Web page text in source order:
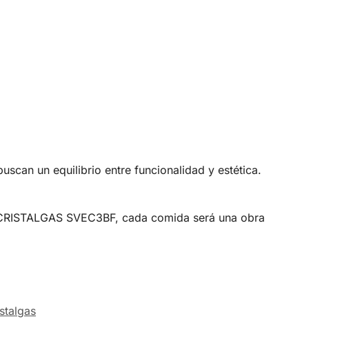
un equilibrio entre funcionalidad y estética.
SVEC3BF, cada comida será una obra